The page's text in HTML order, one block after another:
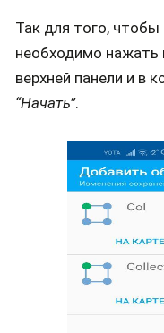
Так для того, чтобы
необходимо нажать
верхней панели и в
“Начать”.